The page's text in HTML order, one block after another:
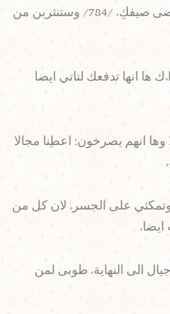
30 ايتها الثمرة البهية لقد انقضى صيفكِ، /784/ وستنثرين من
ها انها تدفعك لتاتي ايضا
وها انهم يصرخون: اعطِنا مجالا
وتمكثي على الجسر، لان كل من
ايضا،
الى النهاية، طوبى لمن